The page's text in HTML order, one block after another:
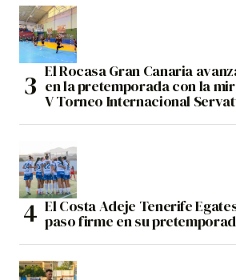
El Rocasa Gran Canaria
en la pretemporada con la
V Torneo Internacional
El Costa Adeje Tenerife
paso firme en su